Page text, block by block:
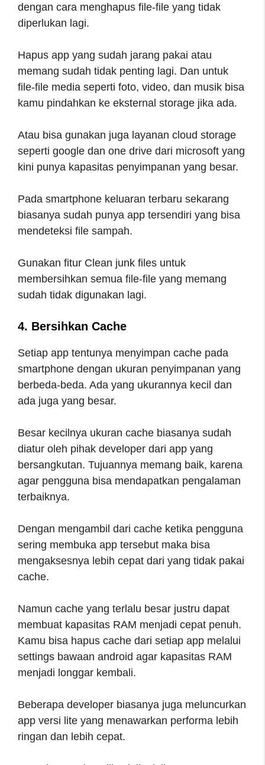
dengan cara menghapus file-file yang tidak
diperlukan lagi.
Hapus app yang sudah jarang pakai atau
memang sudah tidak penting lagi. Dan untuk
file-file media seperti foto, video, dan musik bisa
kamu pindahkan ke eksternal storage jika ada.
Atau bisa gunakan juga layanan cloud storage
seperti google dan one drive dari microsoft yang
kini punya kapasitas penyimpanan yang besar.
Pada smartphone keluaran terbaru sekarang
biasanya sudah punya app tersendiri yang bisa
mendeteksi file sampah.
Gunakan fitur Clean junk files untuk
membersihkan semua file-file yang memang
sudah tidak digunakan lagi.
4. Bersihkan Cache
Setiap app tentunya menyimpan cache pada
smartphone dengan ukuran penyimpanan yang
berbeda-beda. Ada yang ukurannya kecil dan
ada juga yang besar.
Besar kecilnya ukuran cache biasanya sudah
diatur oleh pihak developer dari app yang
bersangkutan. Tujuannya memang baik, karena
agar pengguna bisa mendapatkan pengalaman
terbaiknya.
Dengan mengambil dari cache ketika pengguna
sering membuka app tersebut maka bisa
mengaksesnya lebih cepat dari yang tidak pakai
cache.
Namun cache yang terlalu besar justru dapat
membuat kapasitas RAM menjadi cepat penuh.
Kamu bisa hapus cache dari setiap app melalui
settings bawaan android agar kapasitas RAM
menjadi longgar kembali.
Beberapa developer biasanya juga meluncurkan
app versi lite yang menawarkan performa lebih
ringan dan lebih cepat.